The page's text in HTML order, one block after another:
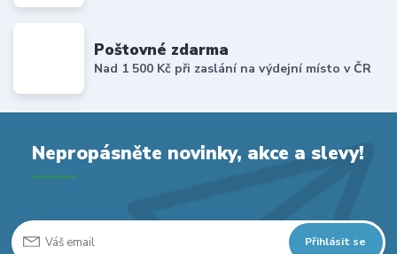
Poštovné zdarma
Nad 1 500 Kč při zaslání na výdejní místo v ČR
Nepropásněte novinky, akce a slevy!
Přihlásit se